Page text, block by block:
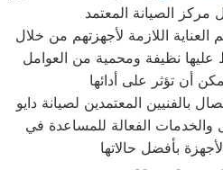
اللازمة لأجهزتهم من خلال
نظيفة ومحمية من العوامل
الفعالة للمساعدة في